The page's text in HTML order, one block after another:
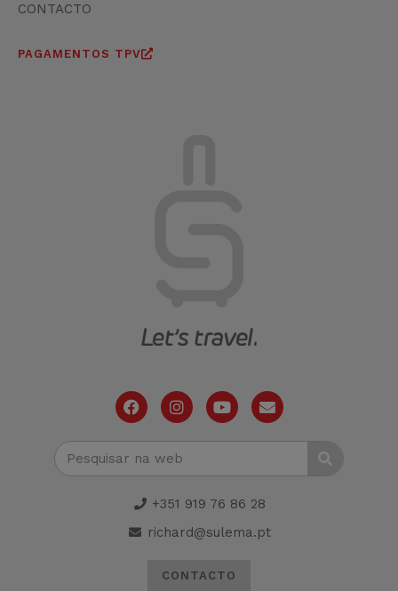
CONTACTO
PAGAMENTOS TPV
+351 919 76 86 28
richard@sulema.pt
CONTACTO